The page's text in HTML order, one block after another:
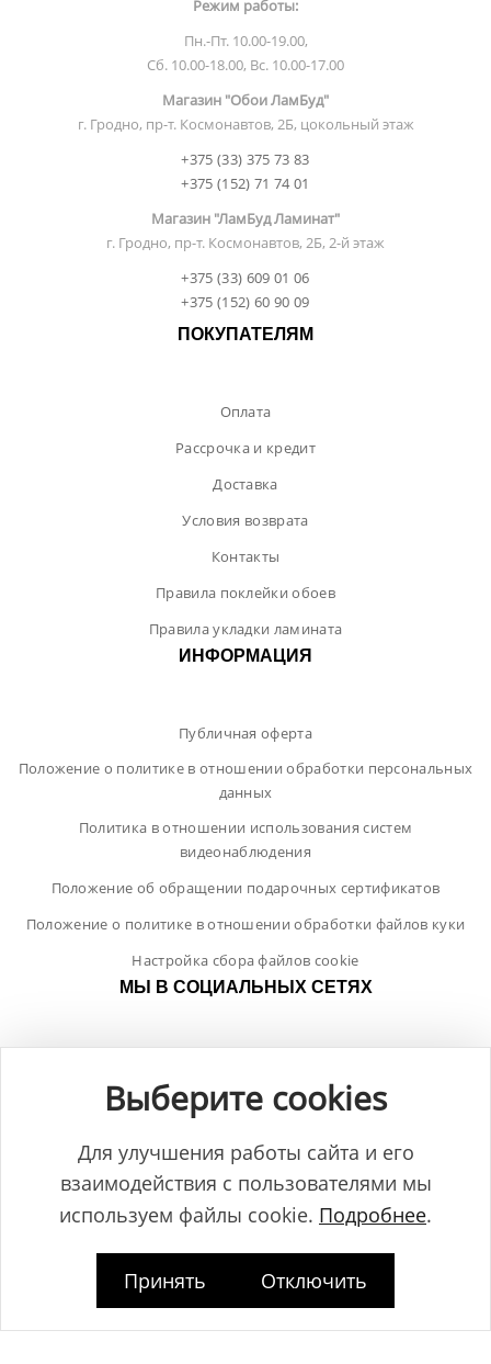
Режим работы:
Пн.-Пт. 10.00-19.00,
Сб. 10.00-18.00, Вс. 10.00-17.00
Магазин "Обои ЛамБуд"
г. Гродно, пр-т. Космонавтов, 2Б, цокольный этаж
+375 (33) 375 73 83
+375 (152) 71 74 01
Магазин "ЛамБуд Ламинат"
г. Гродно, пр-т. Космонавтов, 2Б, 2-й этаж
+375 (33) 609 01 06
+375 (152) 60 90 09
ПОКУПАТЕЛЯМ
Оплата
Рассрочка и кредит
Доставка
Условия возврата
Контакты
Правила поклейки обоев
Правила укладки ламината
ИНФОРМАЦИЯ
Публичная оферта
Положение о политике в отношении обработки персональных
данных
Политика в отношении использования систем
видеонаблюдения
Положение об обращении подарочных сертификатов
Положение о политике в отношении обработки файлов куки
Настройка сбора файлов cookie
МЫ В СОЦИАЛЬНЫХ СЕТЯХ
выданное Главным управлением юстиции Гродненского
Выберите cookies
Для улучшения работы сайта и его
взаимодействия с пользователями мы
используем файлы cookie. Подробнее.
Принять Отключить